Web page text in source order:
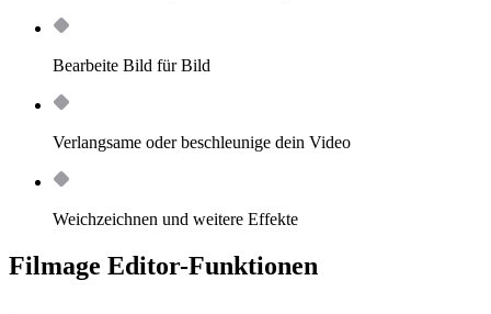
Bearbeite Bild für Bild
Verlangsame oder beschleunige dein Video
Weichzeichnen und weitere Effekte
Filmage Editor-Funktionen